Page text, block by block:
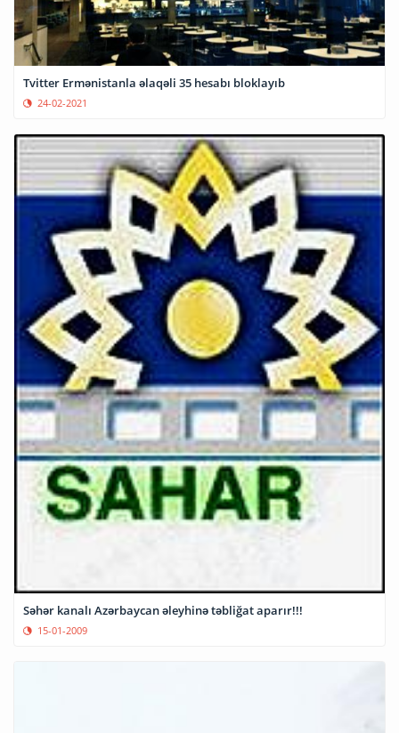
Tvitter Ermənistanla əlaqəli 35 hesabı bloklayıb
24-02-2021
Səhər kanalı Azərbaycan əleyhinə təbliğat aparır!!!
15-01-2009